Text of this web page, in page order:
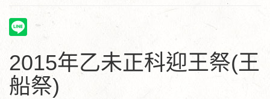
2015年乙未正科迎王祭(王
船祭)